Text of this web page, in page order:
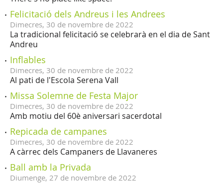
Felicitació dels Andreus i les Andrees
Dimecres, 30 de novembre de 2022
La tradicional felicitació se celebrarà en el dia de Sant
Andreu
Inflables
Dimecres, 30 de novembre de 2022
Al pati de l'Escola Serena Vall
Missa Solemne de Festa Major
Dimecres, 30 de novembre de 2022
Amb motiu del 60è aniversari sacerdotal
Repicada de campanes
Dimecres, 30 de novembre de 2022
A càrrec dels Campaners de Llavaneres
Ball amb la Privada
Diumenge, 27 de novembre de 2022